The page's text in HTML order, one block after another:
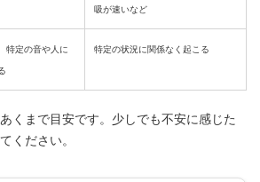
吸が速いなど
特定の音や人に
特定の状況に関係なく起こる
くまで目安です。少しでも不安に感じた
ください。